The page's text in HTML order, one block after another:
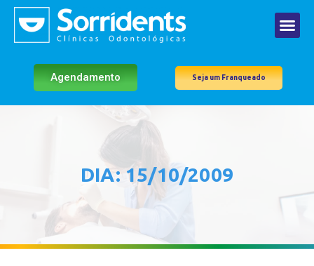
Agendamento Seja um Franqueado
DIA: 15/10/2009